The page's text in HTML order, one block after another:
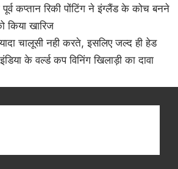
कप्तान रिकी पोंटिंग ने इंग्लैंड के कोच बनने
किया खारिज
चालूसी नही करते, इसलिए जल्द ही हेड
के वर्ल्ड कप विनिंग खिलाड़ी का दावा